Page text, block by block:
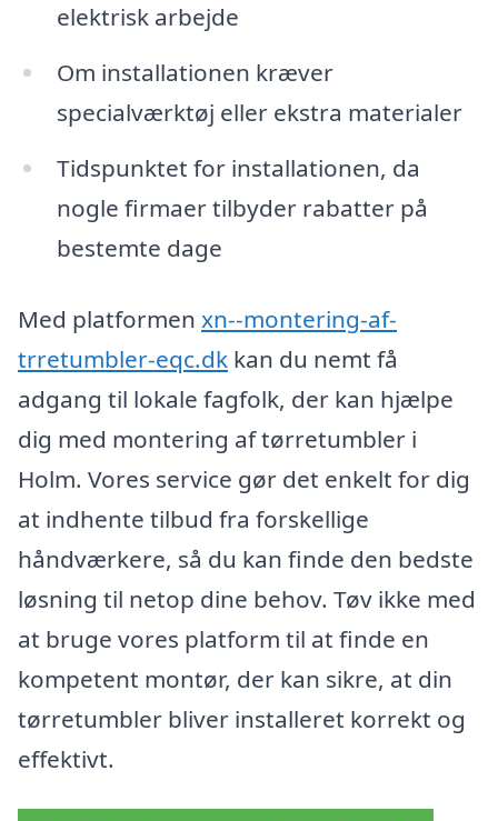
elektrisk arbejde
Om installationen kræver
specialværktøj eller ekstra materialer
Tidspunktet for installationen, da
nogle firmaer tilbyder rabatter på
bestemte dage
Med platformen xn--montering-af-
trretumbler-eqc.dk kan du nemt få
adgang til lokale fagfolk, der kan hjælpe
dig med montering af tørretumbler i
Holm. Vores service gør det enkelt for dig
at indhente tilbud fra forskellige
håndværkere, så du kan finde den bedste
løsning til netop dine behov. Tøv ikke med
at bruge vores platform til at finde en
kompetent montør, der kan sikre, at din
tørretumbler bliver installeret korrekt og
effektivt.